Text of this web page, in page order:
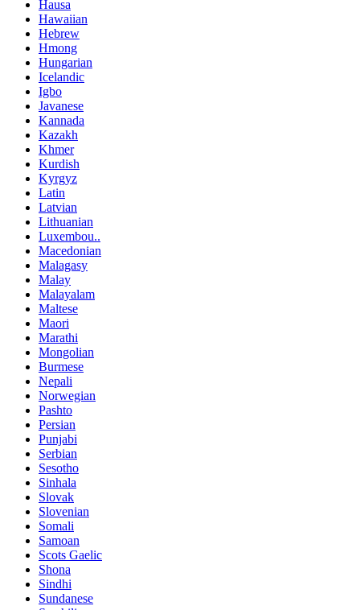
Hausa
Hawaiian
Hebrew
Hmong
Hungarian
Icelandic
Igbo
Javanese
Kannada
Kazakh
Khmer
Kurdish
Kyrgyz
Latin
Latvian
Lithuanian
Luxembou..
Macedonian
Malagasy
Malay
Malayalam
Maltese
Maori
Marathi
Mongolian
Burmese
Nepali
Norwegian
Pashto
Persian
Punjabi
Serbian
Sesotho
Sinhala
Slovak
Slovenian
Somali
Samoan
Scots Gaelic
Shona
Sindhi
Sundanese